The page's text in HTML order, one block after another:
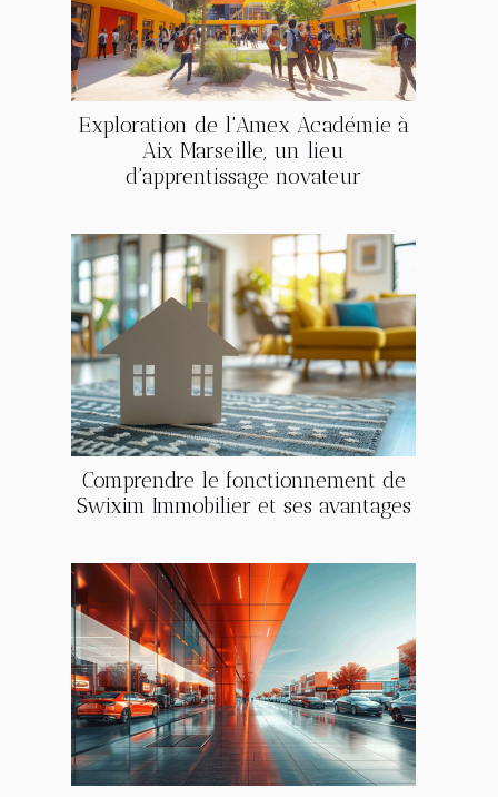
Exploration de l'Amex Académie à
Aix Marseille, un lieu
d'apprentissage novateur
Comprendre le fonctionnement de
Swixim Immobilier et ses avantages